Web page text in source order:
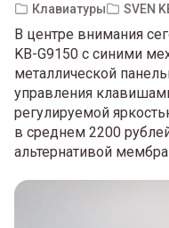
Клавиатуры SVEN
В центре внимания
KB-G9150 с синими
металлической
управления
регулируемой
в среднем 2200
альтернативой